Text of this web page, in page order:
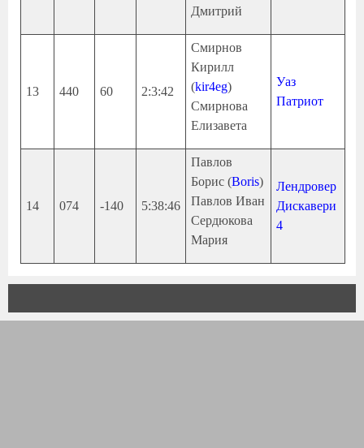
Дмитрий
13 440 60 2:3:42
Смирнов
Кирилл
(kir4eg)
Смирнова
Елизавета
Уаз
Патриот
14 074 -140 5:38:46
Павлов
Борис (Boris)
Павлов Иван
Сердюкова
Мария
Лендровер
Дискавери
4